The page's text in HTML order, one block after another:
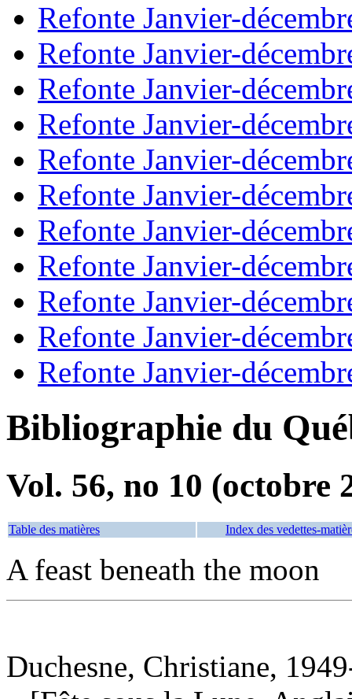
Refonte Janvier-
Refonte Janvier-
Refonte Janvier-
Refonte Janvier-
Refonte Janvier-
Refonte Janvier-
Refonte Janvier-
Refonte Janvier-
Refonte Janvier-
Refonte Janvier-
Refonte Janvier-
Bibliographie du
Vol. 56, no 10 (octobre
Table des matières Index des vedettes-
A feast beneath the moon
Duchesne, Christiane,